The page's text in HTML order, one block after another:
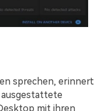
sprechen, erinnert
ausgestattete
mit ihren